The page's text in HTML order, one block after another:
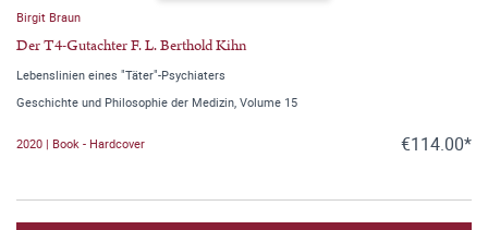
Birgit Braun
Der T4-Gutachter F. L. Berthold Kihn
Lebenslinien eines "Täter"-Psychiaters
Geschichte und Philosophie der Medizin, Volume 15
2020 | Book - Hardcover €114.00*